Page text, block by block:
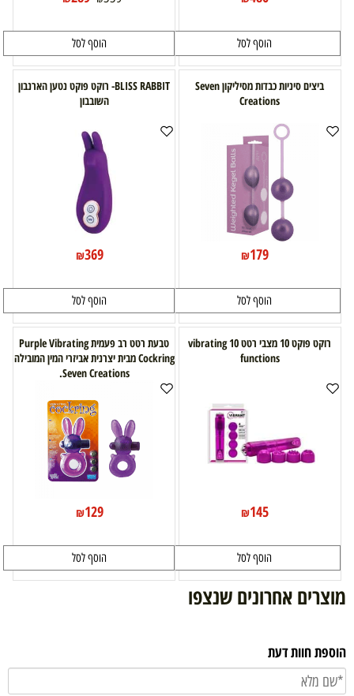
הוסף לסל הוסף לסל
ביצים סיניות כבדות מסיליקון Seven
Creations
₪179
הוסף לסל
BLISS RABBIT- רוקט פוקט נטען הארנבון
השובבון
₪369
הוסף לסל
רוקט פוקט 10 מצבי רטט vibrating 10
functions
₪145
הוסף לסל
טבעת רטט רב פעמית Purple Vibrating
Cockring מבית יצרנית אביזרי המין המובילה
Seven Creations.
₪129
הוסף לסל
מוצרים אחרונים שנצפו
הוספת חוות דעת